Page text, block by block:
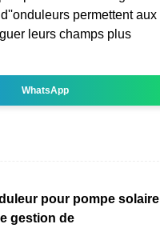
permettent aux
leurs champs plus
WhatsApp
pour pompe solaire
gestion de